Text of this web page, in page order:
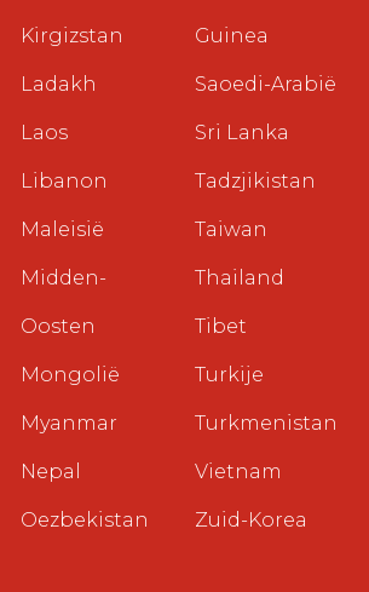
Kirgizstan
Ladakh
Laos
Libanon
Maleisië
Midden-
Oosten
Mongolië
Myanmar
Nepal
Oezbekistan
Guinea
Saoedi-Arabië
Sri Lanka
Tadzjikistan
Taiwan
Thailand
Tibet
Turkije
Turkmenistan
Vietnam
Zuid-Korea